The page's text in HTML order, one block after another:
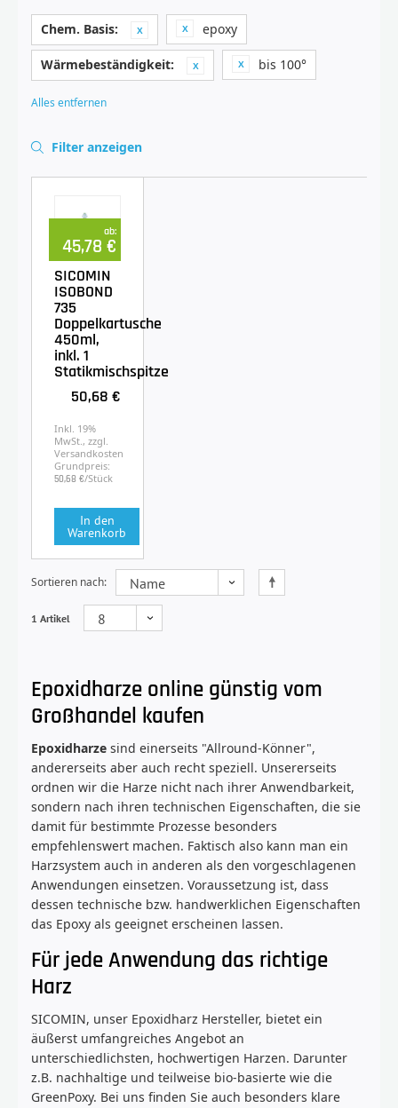
Chem. Basis: epoxy
Wärmebeständigkeit: bis 100°
Alles entfernen
Filter anzeigen
ab:
45,78 €
SICOMIN
ISOBOND
735
Doppelkartusche
450ml,
inkl. 1
Statikmischspitze
50,68 €
Inkl. 19%
MwSt., zzgl.
Versandkosten
Grundpreis:
50,68 €/Stück
In den
Warenkorb
Sortieren nach
1 Artikel
Epoxidharze online günstig vom
Großhandel kaufen
Epoxidharze sind einerseits "Allround-Könner",
andererseits aber auch recht speziell. Unsererseits
ordnen wir die Harze nicht nach ihrer Anwendbarkeit,
sondern nach ihren technischen Eigenschaften, die sie
damit für bestimmte Prozesse besonders
empfehlenswert machen. Faktisch also kann man ein
Harzsystem auch in anderen als den vorgeschlagenen
Anwendungen einsetzen. Voraussetzung ist, dass
dessen technische bzw. handwerklichen Eigenschaften
das Epoxy als geeignet erscheinen lassen.
Für jede Anwendung das richtige
Harz
SICOMIN, unser Epoxidharz Hersteller, bietet ein
äußerst umfangreiches Angebot an
unterschiedlichsten, hochwertigen Harzen. Darunter
z.B. nachhaltige und teilweise bio-basierte wie die
GreenPoxy. Bei uns finden Sie auch besonders klare